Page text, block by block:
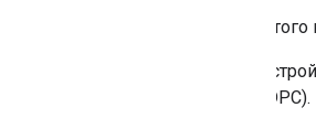
После
(DPC).